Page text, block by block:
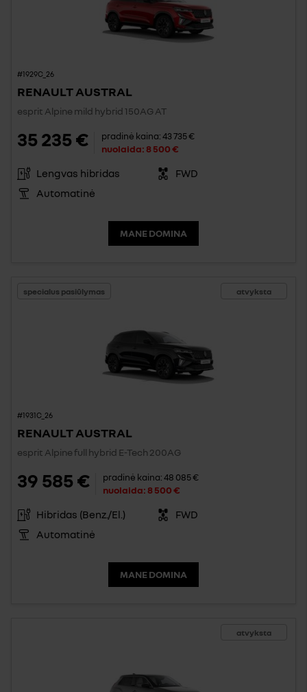
#1929C_26
RENAULT AUSTRAL
esprit Alpine mild hybrid 150AG AT
35 235 € pradinė kaina:43 735 €
nuolaida:8 500 €
Lengvas hibridas
FWD
Automatinė
MANE DOMINA
atvyksta
specialus pasiūlymas
#1931C_26
RENAULT AUSTRAL
esprit Alpine full hybrid E-Tech 200AG
39 585 € pradinė kaina:48 085 €
nuolaida:8 500 €
Hibridas (Benz./El.)
FWD
Automatinė
MANE DOMINA
atvyksta